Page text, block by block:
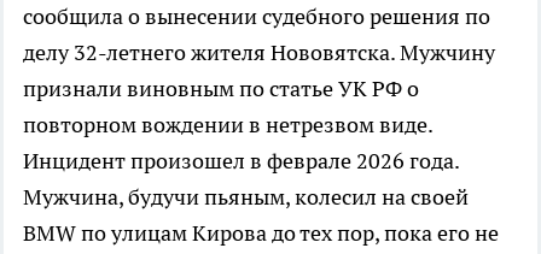
сообщила о вынесении судебного решения по
делу 32-летнего жителя Нововятска. Мужчину
признали виновным по статье УК РФ о
повторном вождении в нетрезвом виде.
Инцидент произошел в феврале 2026 года.
Мужчина, будучи пьяным, колесил на своей
BMW по улицам Кирова до тех пор, пока его не